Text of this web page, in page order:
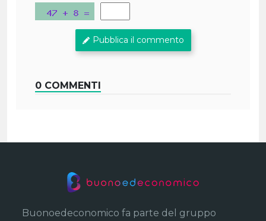
Pubblica il commento
0 COMMENTI
Buonoedeconomico fa parte del gruppo